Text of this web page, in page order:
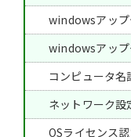
windowsアップ
windowsアップ
コンピュータ名
ネットワーク設
OSライセンス